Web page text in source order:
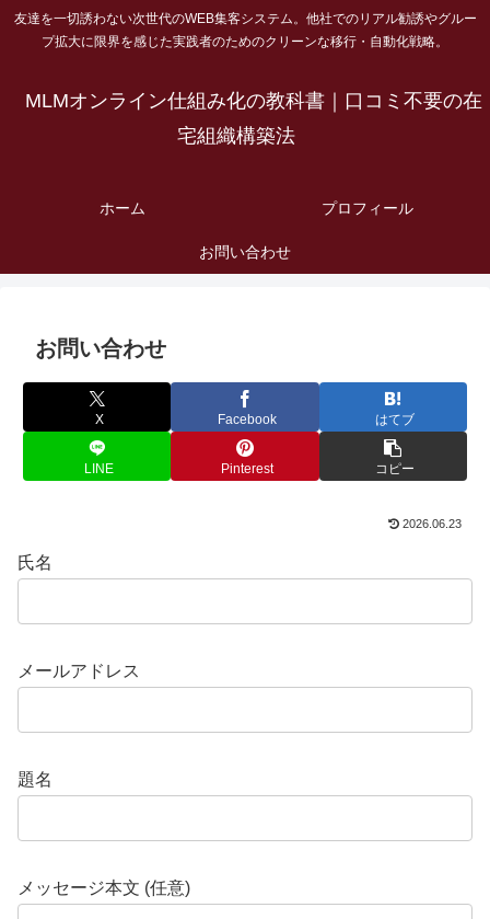
友達を一切誘わない次世代のWEB集客システム。他社でのリアル勧誘やグルー
プ拡大に限界を感じた実践者のためのクリーンな移行・自動化戦略。
MLMオンライン仕組み化の教科書｜口コミ不要の在
宅組織構築法
ホーム プロフィール
お問い合わせ
お問い合わせ
X Facebook はてブ
LINE Pinterest コピー
2026.06.23
氏名
メールアドレス
題名
メッセージ本文 (任意)